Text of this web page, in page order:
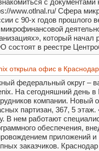
с
www.otlnal.ru/ Сфера
с 90-х годов прошлого
который начал
состоят в реестре
открыла офис в
федеральный округ –
На сегодняшний день в
компании. Новый
партизан, 367, 5
В нем работают
обеспечения,
приложений
заказчиков.